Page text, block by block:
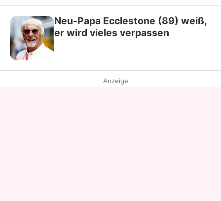
Neu-Papa Ecclestone (89) weiß,
er wird vieles verpassen
Anzeige